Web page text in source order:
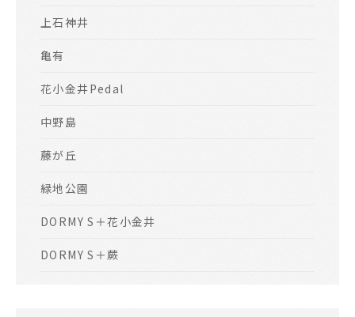
上石神井
亀有
花小金井Pedal
中野島
藤が丘
緑地公園
DORMY S＋花小金井
DORMY S＋蕨